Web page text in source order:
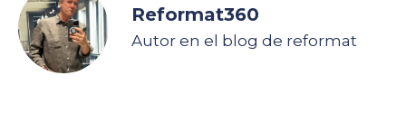
Reformat360
Autor en el blog de reformat